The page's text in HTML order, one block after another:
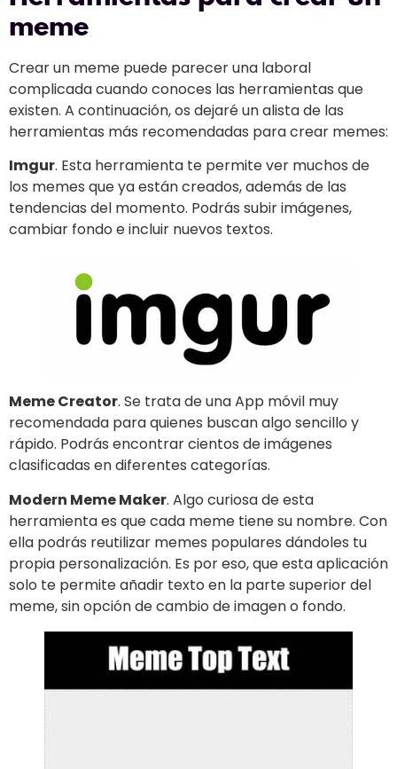
meme
Crear un meme puede parecer una laboral
complicada cuando conoces las herramientas que
existen. A continuación, os dejaré un alista de las
herramientas más recomendadas para crear memes:
Imgur. Esta herramienta te permite ver muchos de
los memes que ya están creados, además de las
tendencias del momento. Podrás subir imágenes,
cambiar fondo e incluir nuevos textos.
Meme Creator. Se trata de una App móvil muy
recomendada para quienes buscan algo sencillo y
rápido. Podrás encontrar cientos de imágenes
clasificadas en diferentes categorías.
Modern Meme Maker. Algo curiosa de esta
herramienta es que cada meme tiene su nombre. Con
ella podrás reutilizar memes populares dándoles tu
propia personalización. Es por eso, que esta aplicación
solo te permite añadir texto en la parte superior del
meme, sin opción de cambio de imagen o fondo.